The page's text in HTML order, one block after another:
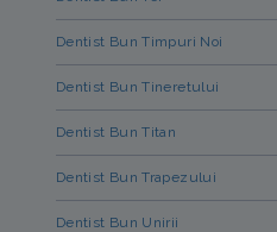
Dentist Bun Timpuri Noi
Dentist Bun Tineretului
Dentist Bun Titan
Dentist Bun Trapezului
Dentist Bun Unirii